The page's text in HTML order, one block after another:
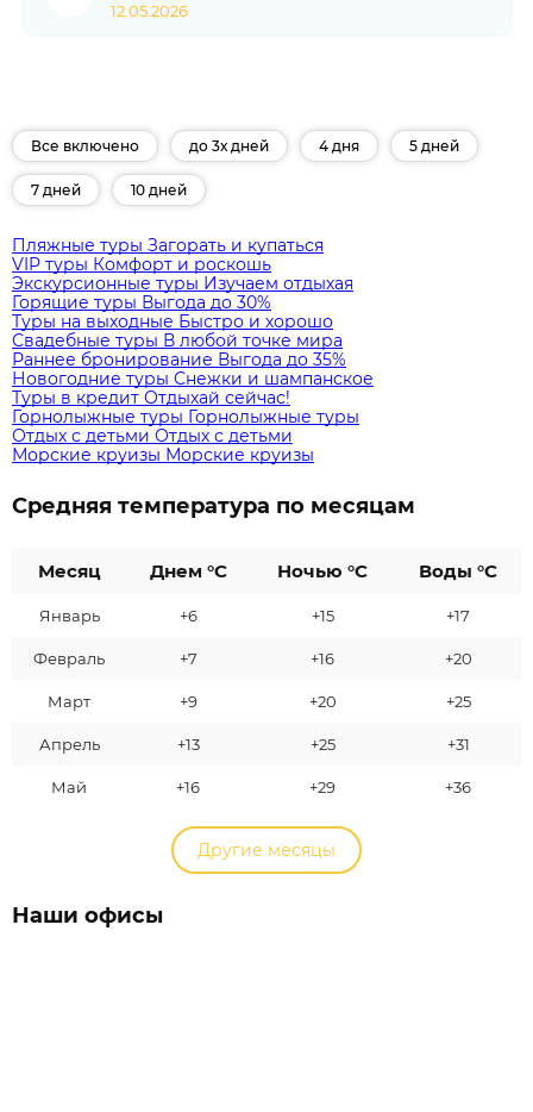
12.05.2026
Все включено до 3х дней 4 дня 5 дней
7 дней 10 дней
Пляжные туры Загорать и купаться
VIP туры Комфорт и роскошь
Экскурсионные туры Изучаем отдыхая
Горящие туры Выгода до 30%
Туры на выходные Быстро и хорошо
Свадебные туры В любой точке мира
Раннее бронирование Выгода до 35%
Новогодние туры Снежки и шампанское
Туры в кредит Отдыхай сейчас!
Горнолыжные туры Горнолыжные туры
Отдых с детьми Отдых с детьми
Морские круизы Морские круизы
Средняя температура по месяцам
Месяц Днем °C Ночью °C Воды °C
Январь +6 +15 +17
Февраль +7 +16 +20
Март +9 +20 +25
Апрель +13 +25 +31
Май +16 +29 +36
Другие месяцы
Наши офисы